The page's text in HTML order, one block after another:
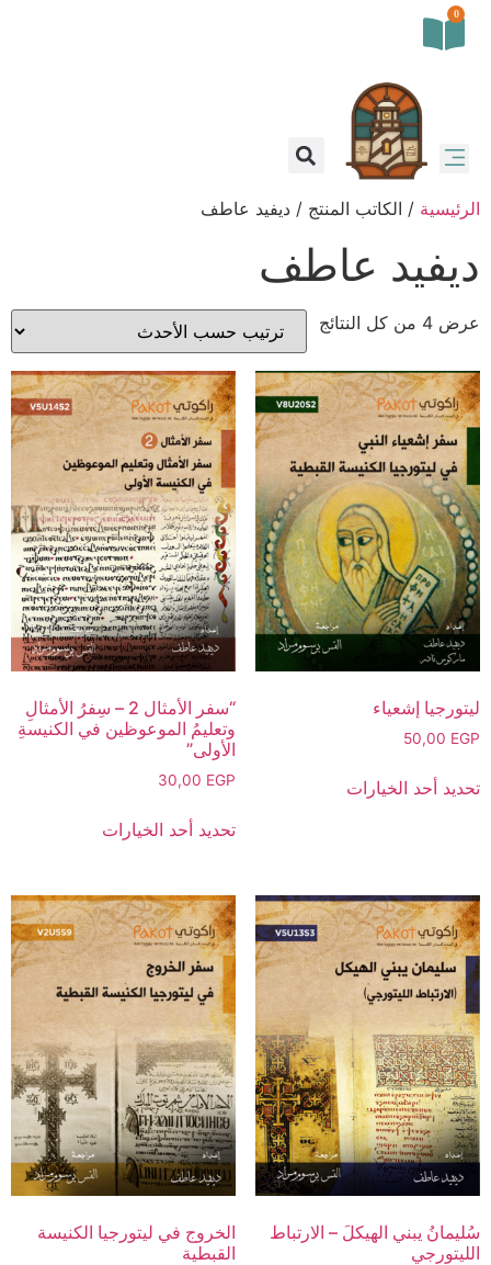
0
الرئيسية / الكاتب المنتج / ديفيد عاطف
ديفيد عاطف
عرض ⁦4⁩ من كل النتائج
ليتورجيا إشعياء
50,00 EGP
تحديد أحد الخيارات
“سفر الأمثال 2 – سِفرُ الأمثالِ
وتعليمُ الموعوظين في الكنيسةِ
الأولى”
30,00 EGP
تحديد أحد الخيارات
سُليمانُ يبني الهيكلَ – الارتباط
الليتورجي
الخروج في ليتورجيا الكنيسة
القبطية